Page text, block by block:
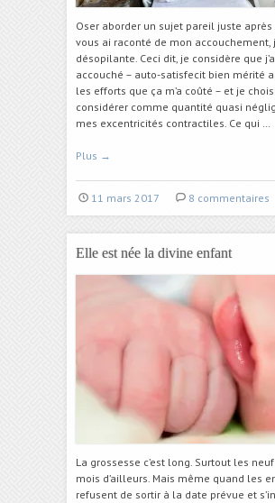
Oser aborder un sujet pareil juste après
vous ai raconté de mon accouchement,
désopilante. Ceci dit, je considère que
accouché – auto-satisfecit bien mérité
les efforts que ça m’a coûté – et je
considérer comme quantité quasi
mes excentricités contractiles. Ce qui …
Plus →
11 mars 2017 8 commentaires
Elle est née la divine enfant
La grossesse c’est long. Surtout les
mois d’ailleurs. Mais même quand les
refusent de sortir à la date prévue et